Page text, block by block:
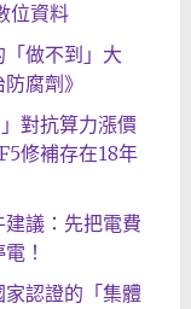
位資料
「做不到」大
腐劑》
對抗算力漲價
修補存在18年
建議：先把電費
！
認證的「集體